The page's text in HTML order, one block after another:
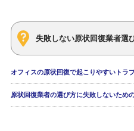
失敗しない原状回復業者選
オフィスの原状回復で起こりやすいトラ
原状回復業者の選び方に失敗しないため